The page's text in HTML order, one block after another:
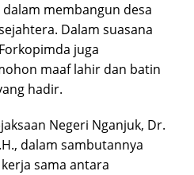
membangun desa
Dalam suasana
juga
maaf lahir dan batin
hadir.
Negeri Nganjuk, Dr.
dalam sambutannya
sama antara